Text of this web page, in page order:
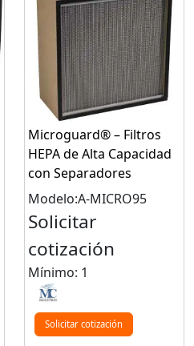
Microguard® – Filtros
HEPA de Alta Capacidad
con Separadores
Modelo:A-MICRO95
Solicitar
cotización
Mínimo: 1
Solicitar cotización